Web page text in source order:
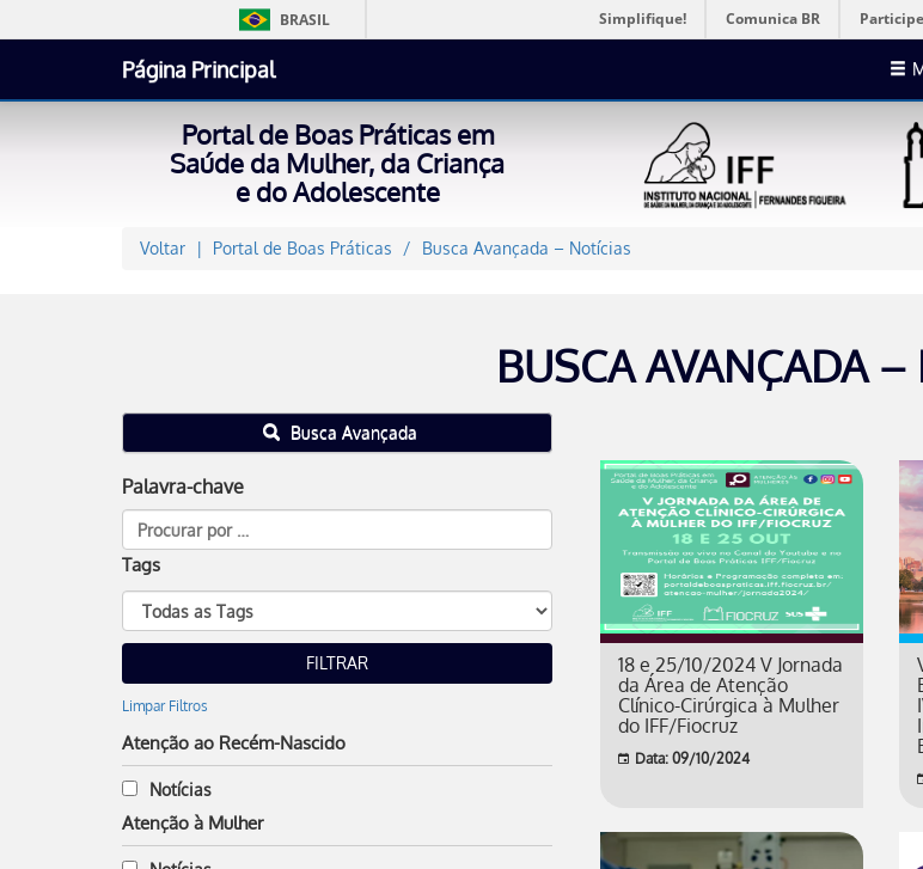
BRASIL Simplifique! Comunica BR Participe
Página Principal
Portal de Boas Práticas em
Saúde da Mulher, da Criança
e do Adolescente
Voltar Portal de Boas Práticas Busca Avançada – Notícias
BUSCA AVANÇADA –
Busca Avançada
Palavra-chave
Tags
Limpar Filtros
Atenção ao Recém-Nascido
Notícias
Atenção à Mulher
18 e 25/10/2024 V Jornada
da Área de Atenção
Clínico-Cirúrgica à Mulher
do IFF/Fiocruz
Data: 09/10/2024